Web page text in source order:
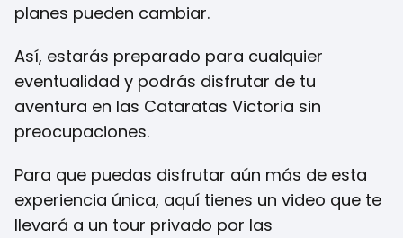
planes pueden cambiar.
Así, estarás preparado para cualquier
eventualidad y podrás disfrutar de tu
aventura en las Cataratas Victoria sin
preocupaciones.
Para que puedas disfrutar aún más de esta
experiencia única, aquí tienes un video que te
llevará a un tour privado por las